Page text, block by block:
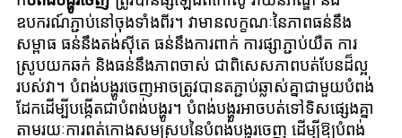
ឧបករណ៍ភ្ជាប់នៅចុងទាំងពីរ។ វាមានលក្ខណៈនៃភាពធន់នឹង
សម្ពាធ ធន់នឹងតង់ស៊ីតេ ធន់នឹងការពាក់ ការផ្សាភ្ជាប់យឺត ការ
ស្រូបយកឆក់ និងធន់នឹងភាពចាស់ ជាពិសេសភាពបត់បែនដ៏ល្អ
របស់វា។ បំពង់បង្ហូរចេញអាចត្រូវបានតភ្ជាប់ឆ្លាស់គ្នាជាមួយបំពង់
ដែកដើម្បីបង្កើតជាបំពង់បង្ហូរ។ បំពង់បង្ហូរអាចបត់ទៅទិសផ្សេងគ្នា
តាមរយៈការពត់កោងសមស្របនៃបំពង់បង្ហូរចេញ ដើម្បីឱ្យបំពង់